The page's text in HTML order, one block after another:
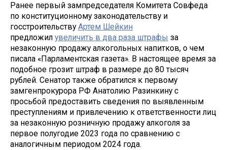
Ранее первый зампредседателя Комитета Совфеда
по конституционному законодательству и
госстроительствуАртем Шейкин
предложил увеличить в два раза штрафы за
незаконную продажу алкогольных напитков, о чем
писала «Парламентская газета». В настоящее время за
подобное грозит штраф в размере до 80 тысяч
рублей. Сенатор также обратился к первому
замгенпрокурора РФ Анатолию Разинкину с
просьбой предоставить сведения по выявленным
преступлениям и привлечению к ответственности лиц
за незаконную розничную продажу алкоголя за
первое полугодие 2023 года по сравнению с
аналогичным периодом 2024 года.